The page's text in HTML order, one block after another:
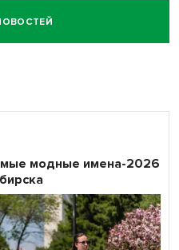
обеспечит
в Новосибирской
модные имена-2026